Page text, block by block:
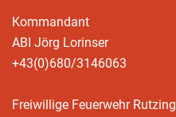
Kommandant
ABI Jörg Lorinser
+43(0)680/3146063
Freiwillige Feuerwehr Rutzing